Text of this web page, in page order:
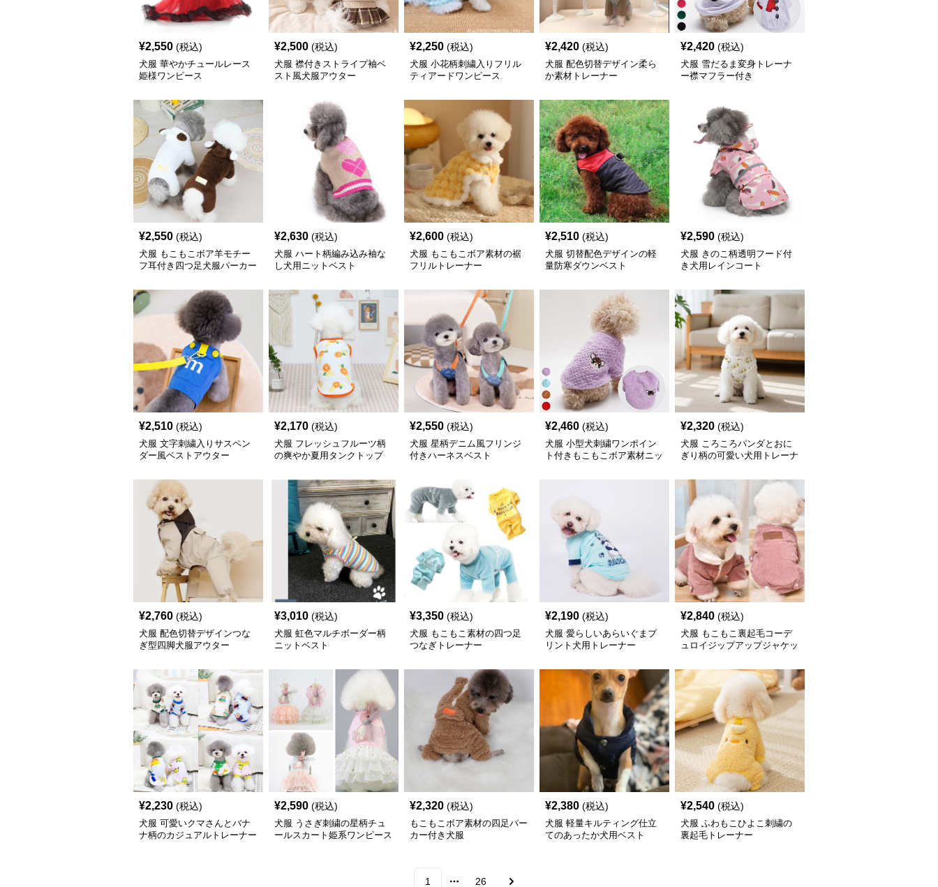
¥2,550 (税込)
犬服 華やかチュールレース
姫様ワンピース
¥2,500 (税込)
犬服 襟付きストライプ袖ベ
スト風犬服アウター
¥2,250 (税込)
犬服 小花柄刺繍入りフリル
ティアードワンピース
¥2,420 (税込)
犬服 配色切替デザイン柔ら
か素材トレーナー
¥2,420 (税込)
犬服 雪だるま変身トレーナ
ー襟マフラー付き
¥2,550 (税込)
犬服 もこもこボア羊モチー
フ耳付き四つ足犬服パーカー
¥2,630 (税込)
犬服 ハート柄編み込み袖な
し犬用ニットベスト
¥2,600 (税込)
犬服 もこもこボア素材の裾
フリルトレーナー
¥2,510 (税込)
犬服 切替配色デザインの軽
量防寒ダウンベスト
¥2,590 (税込)
犬服 きのこ柄透明フード付
き犬用レインコート
¥2,510 (税込)
犬服 文字刺繍入りサスペン
ダー風ベストアウター
¥2,170 (税込)
犬服 フレッシュフルーツ柄
の爽やか夏用タンクトップ
¥2,550 (税込)
犬服 星柄デニム風フリンジ
付きハーネスベスト
¥2,460 (税込)
犬服 小型犬刺繍ワンポイン
ト付きもこもこボア素材ニッ
¥2,320 (税込)
犬服 ころころパンダとおに
ぎり柄の可愛い犬用トレーナ
¥2,760 (税込)
犬服 配色切替デザインつな
ぎ型四脚犬服アウター
¥3,010 (税込)
犬服 虹色マルチボーダー柄
ニットベスト
¥3,350 (税込)
犬服 もこもこ素材の四つ足
つなぎトレーナー
¥2,190 (税込)
犬服 愛らしいあらいぐまプ
リント犬用トレーナー
¥2,840 (税込)
犬服 もこもこ裏起毛コーデ
ュロイジップアップジャケッ
¥2,230 (税込)
犬服 可愛いクマさんとバナ
ナ柄のカジュアルトレーナー
¥2,590 (税込)
犬服 うさぎ刺繍の星柄チュ
ールスカート姫系ワンピース
¥2,320 (税込)
もこもこボア素材の四足パー
カー付き犬服
¥2,380 (税込)
犬服 軽量キルティング仕立
てのあったか犬用ベスト
¥2,540 (税込)
犬服 ふわもこひよこ刺繍の
裏起毛トレーナー
1 26